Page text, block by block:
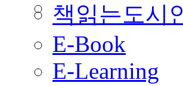
책읽는도시
E-Book
E-Learning